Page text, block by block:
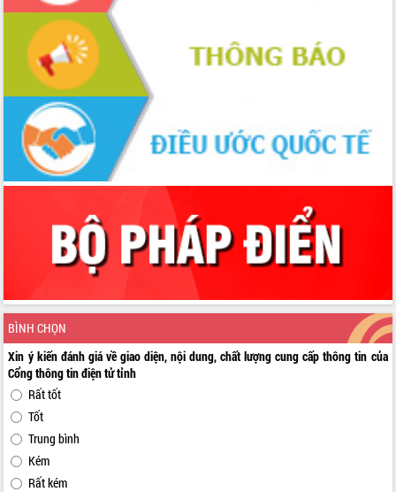
BÌNH CHỌN
Xin ý kiến đánh giá về giao diện, nội dung, chất lượng cung cấp thông tin của
Cổng thông tin điện tử tỉnh
Rất tốt
Tốt
Trung bình
Kém
Rất kém